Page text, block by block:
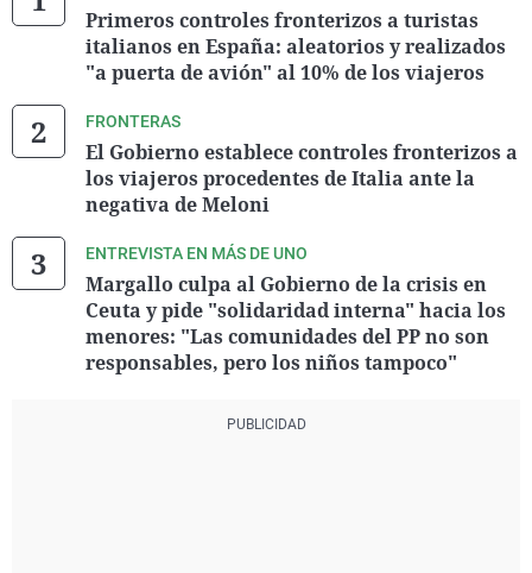
Primeros controles fronterizos a turistas
italianos en España: aleatorios y realizados
"a puerta de avión" al 10% de los viajeros
FRONTERAS
El Gobierno establece controles fronterizos a
los viajeros procedentes de Italia ante la
negativa de Meloni
ENTREVISTA EN MÁS DE UNO
Margallo culpa al Gobierno de la crisis en
Ceuta y pide "solidaridad interna" hacia los
menores: "Las comunidades del PP no son
responsables, pero los niños tampoco"